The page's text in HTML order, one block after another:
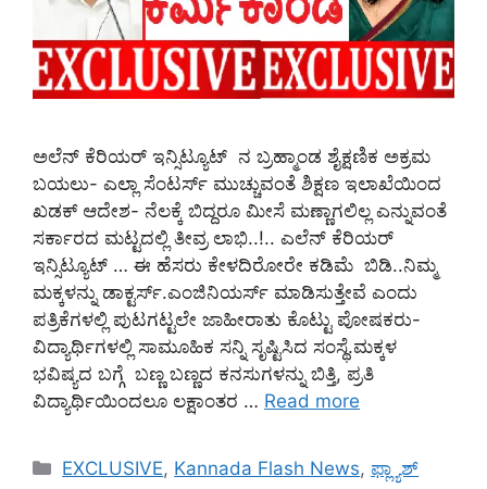
ಅಲೆನ್‌ ಕೆರಿಯರ್‌ ಇನ್ಸಿಟ್ಯೂಟ್‌ ನ ಬ್ರಹ್ಮಾಂಡ ಶೈಕ್ಷಣಿಕ ಅಕ್ರಮ
ಬಯಲು- ಎಲ್ಲಾ ಸೆಂಟರ್ಸ್‌ ಮುಚ್ಚುವಂತೆ ಶಿಕ್ಷಣ ಇಲಾಖೆಯಿಂದ
ಖಡಕ್‌ ಆದೇಶ- ನೆಲಕ್ಕೆ ಬಿದ್ದರೂ ಮೀಸೆ ಮಣ್ಣಾಗಲಿಲ್ಲ ಎನ್ನುವಂತೆ
ಸರ್ಕಾರದ ಮಟ್ಟದಲ್ಲಿ ತೀವ್ರ ಲಾಭಿ..!.. ಎಲೆನ್ ಕೆರಿಯರ್
ಇನ್ಸಿಟ್ಯೂಟ್ … ಈ ಹೆಸರು ಕೇಳದಿರೋರೇ ಕಡಿಮೆ ಬಿಡಿ..ನಿಮ್ಮ
ಮಕ್ಕಳನ್ನು ಡಾಕ್ಟರ್ಸ್.ಎಂಜಿನಿಯರ್ಸ್‌ ಮಾಡಿಸುತ್ತೇವೆ ಎಂದು
ಪತ್ರಿಕೆಗಳಲ್ಲಿ ಪುಟಗಟ್ಟಲೇ ಜಾಹೀರಾತು ಕೊಟ್ಟು ಪೋಷಕರು-
ವಿದ್ಯಾರ್ಥಿಗಳಲ್ಲಿ ಸಾಮೂಹಿಕ ಸನ್ನಿ ಸೃಷ್ಟಿಸಿದ ಸಂಸ್ಥೆ.ಮಕ್ಕಳ
ಭವಿಷ್ಯದ ಬಗ್ಗೆ ಬಣ್ಣ ಬಣ್ಣದ ಕನಸುಗಳನ್ನು ಬಿತ್ತಿ, ಪ್ರತಿ
ವಿದ್ಯಾರ್ಥಿಯಿಂದಲೂ ಲಕ್ಷಾಂತರ … Read more
Categories
EXCLUSIVE, Kannada Flash News, ಫ್ಲ್ಯಾಶ್